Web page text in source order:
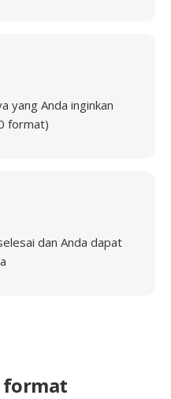
yang Anda inginkan
format)
dan Anda dapat
format